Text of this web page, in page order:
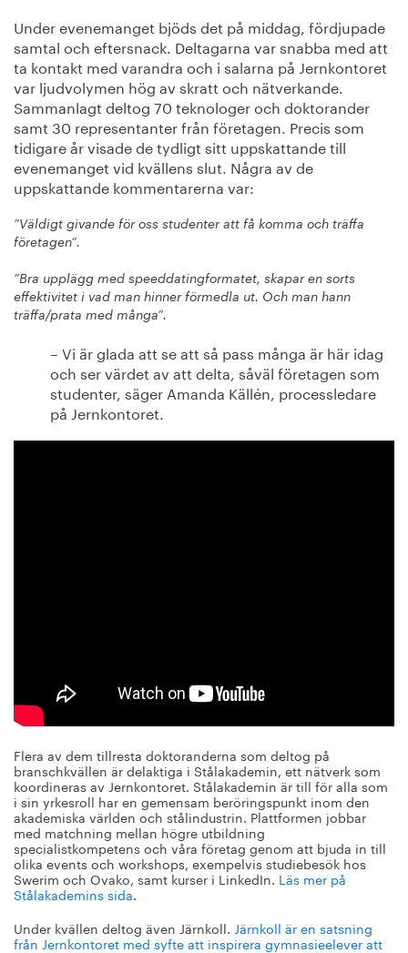
Under evenemanget bjöds det på middag, fördjupade
samtal och eftersnack. Deltagarna var snabba med att
ta kontakt med varandra och i salarna på Jernkontoret
var ljudvolymen hög av skratt och nätverkande.
Sammanlagt deltog 70 teknologer och doktorander
samt 30 representanter från företagen. Precis som
tidigare år visade de tydligt sitt uppskattande till
evenemanget vid kvällens slut. Några av de
uppskattande kommentarerna var:
”Väldigt givande för oss studenter att få komma och träffa
företagen”.
”Bra upplägg med speeddatingformatet, skapar en sorts
effektivitet i vad man hinner förmedla ut. Och man hann
träffa/prata med många”.
– Vi är glada att se att så pass många är här idag
och ser värdet av att delta, såväl företagen som
studenter, säger Amanda Källén, processledare
på Jernkontoret.
Flera av dem tillresta doktoranderna som deltog på
branschkvällen är delaktiga i Stålakademin, ett nätverk som
koordineras av Jernkontoret. Stålakademin är till för alla som
i sin yrkesroll har en gemensam beröringspunkt inom den
akademiska världen och stålindustrin. Plattformen jobbar
med matchning mellan högre utbildning
specialistkompetens och våra företag genom att bjuda in till
olika events och workshops, exempelvis studiebesök hos
Swerim och Ovako, samt kurser i LinkedIn. Läs mer på
Stålakademins sida.
Under kvällen deltog även Järnkoll. Järnkoll är en satsning
från Jernkontoret med syfte att inspirera gymnasieelever att